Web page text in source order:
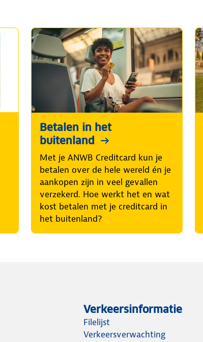
Betalen in het
buitenland
Met je ANWB Creditcard kun je
betalen over de hele wereld én je
aankopen zijn in veel gevallen
verzekerd. Hoe werkt het en wat
kost betalen met je creditcard in
het buitenland?
Verkeersinformatie
Filelijst
Verkeersverwachting